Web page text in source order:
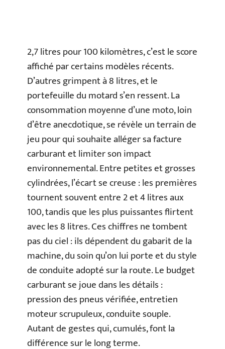
2,7 litres pour 100 kilomètres, c’est le score
affiché par certains modèles récents.
D’autres grimpent à 8 litres, et le
portefeuille du motard s’en ressent. La
consommation moyenne d’une moto, loin
d’être anecdotique, se révèle un terrain de
jeu pour qui souhaite alléger sa facture
carburant et limiter son impact
environnemental. Entre petites et grosses
cylindrées, l’écart se creuse : les premières
tournent souvent entre 2 et 4 litres aux
100, tandis que les plus puissantes flirtent
avec les 8 litres. Ces chiffres ne tombent
pas du ciel : ils dépendent du gabarit de la
machine, du soin qu’on lui porte et du style
de conduite adopté sur la route. Le budget
carburant se joue dans les détails :
pression des pneus vérifiée, entretien
moteur scrupuleux, conduite souple.
Autant de gestes qui, cumulés, font la
différence sur le long terme.